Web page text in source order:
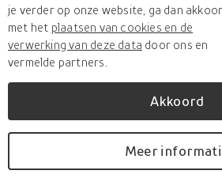
gerelateerde
je verder op onze website, ga dan
met het plaatsen van cookies en de
verwerking van deze data door ons en
vermelde partners.
Akkoord
Meer